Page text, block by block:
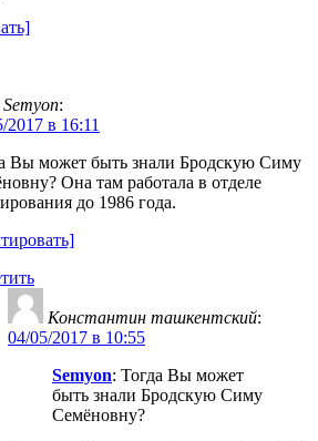
Semyon:
2017 в 16:11
Вы может быть знали Бродскую Симу
Она там работала в отделе
до 1986 года.
Константин ташкентский:
04/05/2017 в 10:55
Semyon: Тогда Вы может
быть знали Бродскую Симу
Семёновну?